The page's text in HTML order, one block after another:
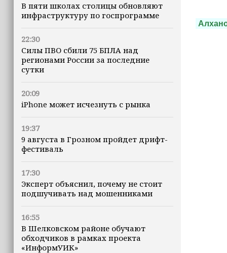
В пяти школах столицы обновляют
инфраструктуру по госпрограмме
22:30
Силы ПВО сбили 75 БПЛА над
регионами России за последние
сутки
20:09
iPhone может исчезнуть с рынка
19:37
9 августа в Грозном пройдет дрифт-
фестиваль
17:30
Эксперт объяснил, почему не стоит
подшучивать над мошенниками
16:55
В Шелковском районе обучают
обходчиков в рамках проекта
«ИнформУИК»